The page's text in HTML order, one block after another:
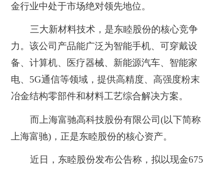
金行业中处于市场绝对领先地位。
三大新材料技术，是东睦股份的核心竞争
力。该公司产品能广泛为智能手机、可穿戴设
备、计算机、医疗器械、新能源汽车、智能家
电、5G通信等领域，提供高精度、高强度粉末
冶金结构零部件和材料工艺综合解决方案。
而上海富驰高科技股份有限公司(以下简称
上海富驰)，正是东睦股份的核心资产。
近日，东睦股份发布公告称，拟以现金675